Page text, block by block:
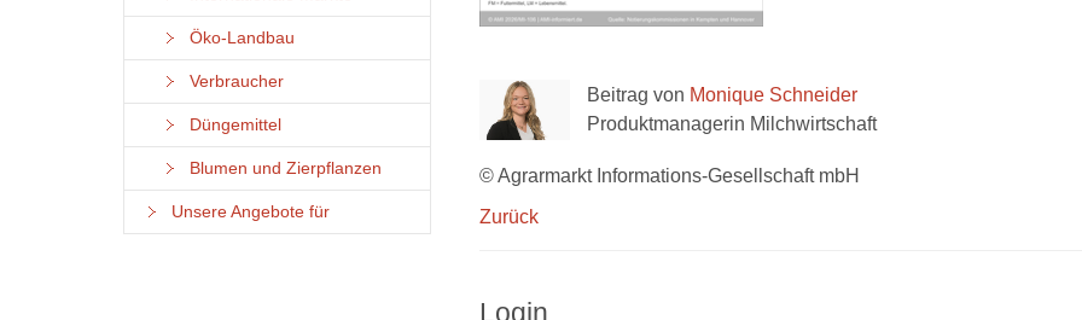
Öko-Landbau
Verbraucher
Düngemittel
Blumen und Zierpflanzen
Unsere Angebote für
Beitrag von Monique Schneider
Produktmanagerin Milchwirtschaft
© Agrarmarkt Informations-Gesellschaft mbH
Zurück
Login